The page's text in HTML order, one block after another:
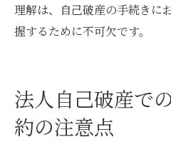
理解は、自己破産の手続きに
握するために不可欠です。
法人自己破産で
約の注意点